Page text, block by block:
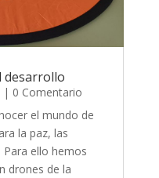
desarrollo
| 0 Comentario
el mundo de
la paz, las
Para ello hemos
drones de la